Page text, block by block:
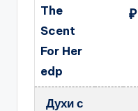
The
Scent
For Her
edp
₽
Духи с